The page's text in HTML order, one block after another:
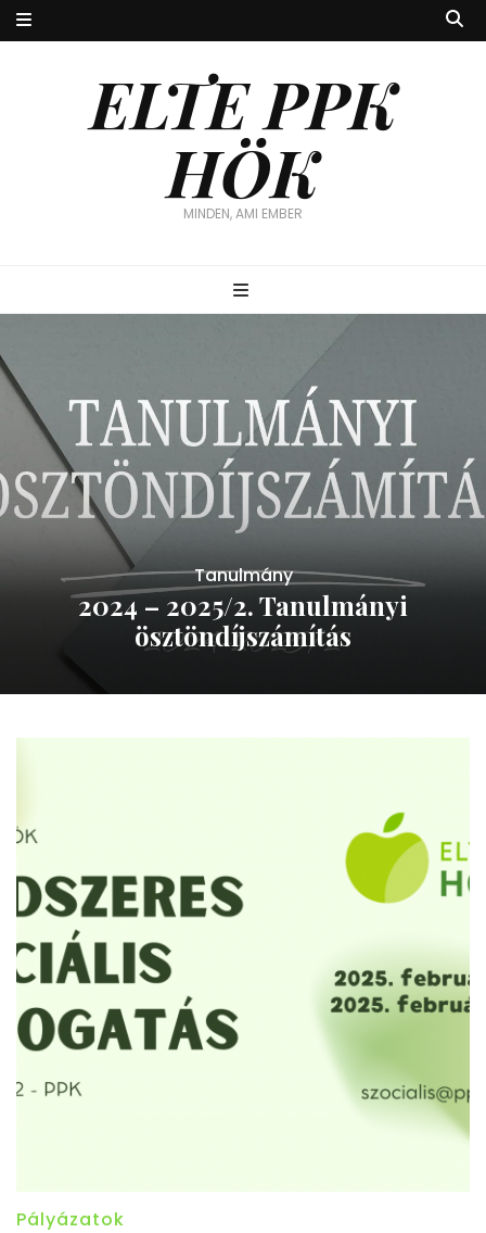
ELTE PPK
HÖK
MINDEN, AMI EMBER
Tanulmány
2024 – 2025/2. Tanulmányi
ösztöndíjszámítás
Pályázatok